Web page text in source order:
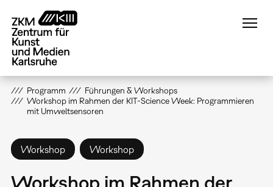
zum
Inhalt
Programm
Führungen & Workshops
Workshop im Rahmen der KIT-Science Week: Programmieren
mit Umweltsensoren
Workshop Workshop